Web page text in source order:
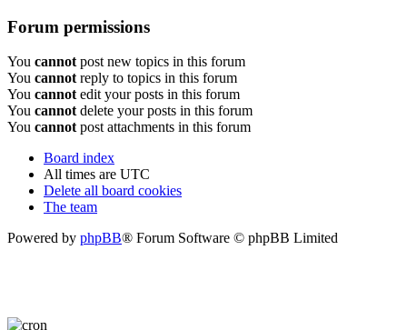
Forum permissions
You cannot post new topics in this forum
You cannot reply to topics in this forum
You cannot edit your posts in this forum
You cannot delete your posts in this forum
You cannot post attachments in this forum
Board index
All times are UTC
Delete all board cookies
The team
Powered by phpBB® Forum Software © phpBB Limited